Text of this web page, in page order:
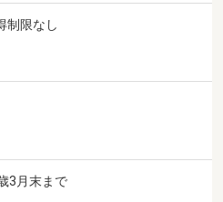
制限なし
3月末まで